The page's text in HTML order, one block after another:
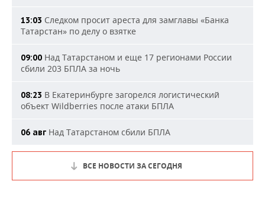
13:03 Следком просит ареста для замглавы «Банка
Татарстан» по делу о взятке
09:00 Над Татарстаном и еще 17 регионами России
сбили 203 БПЛА за ночь
08:23 В Екатеринбурге загорелся логистический
объект Wildberries после атаки БПЛА
06 авг Над Татарстаном сбили БПЛА
ВСЕ НОВОСТИ ЗА СЕГОДНЯ